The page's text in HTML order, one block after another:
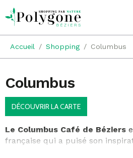
Accueil Shopping Columbus
Columbus
DÉCOUVRIR LA CARTE
Le Columbus Café de Béziers
française qui a puisé son